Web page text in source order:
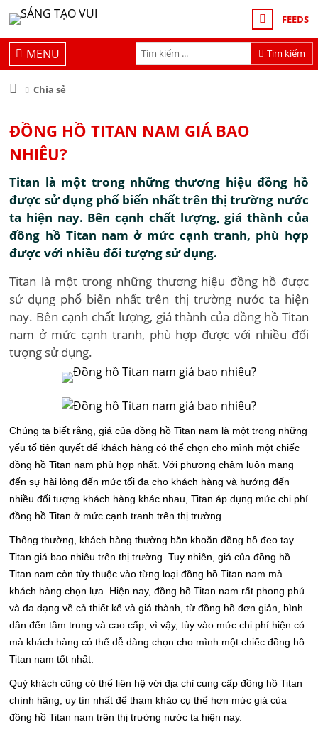
FEEDS
Tìm kiếm
MENU
Chia sẻ
ĐỒNG HỒ TITAN NAM GIÁ BAO
NHIÊU?
Titan là một trong những thương hiệu đồng hồ
được sử dụng phổ biến nhất trên thị trường nước
ta hiện nay. Bên cạnh chất lượng, giá thành của
đồng hồ Titan nam ở mức cạnh tranh, phù hợp
được với nhiều đối tượng sử dụng.
Titan là một trong những thương hiệu đồng hồ được
sử dụng phổ biến nhất trên thị trường nước ta hiện
nay. Bên cạnh chất lượng, giá thành của đồng hồ Titan
nam ở mức cạnh tranh, phù hợp được với nhiều đối
tượng sử dụng.
Chúng ta biết rằng, giá của đồng hồ Titan nam là một trong những
yếu tố tiên quyết để khách hàng có thể chọn cho mình một chiếc
đồng hồ Titan nam phù hợp nhất. Với phương châm luôn mang
đến sự hài lòng đến mức tối đa cho khách hàng và hướng đến
nhiều đối tượng khách hàng khác nhau, Titan áp dụng mức chi phí
đồng hồ Titan ở mức cạnh tranh trên thị trường.
Thông thường, khách hàng thường băn khoăn đồng hồ đeo tay
Titan giá bao nhiêu trên thị trường. Tuy nhiên, giá của đồng hồ
Titan nam còn tùy thuộc vào từng loại đồng hồ Titan nam mà
khách hàng chọn lựa. Hiện nay, đồng hồ Titan nam rất phong phú
và đa dạng về cả thiết kế và giá thành, từ đồng hồ đơn giản, bình
dân đến tầm trung và cao cấp, vì vậy, tùy vào mức chi phí hiện có
mà khách hàng có thể dễ dàng chọn cho mình một chiếc đồng hồ
Titan nam tốt nhất.
Quý khách cũng có thể liên hệ với địa chỉ cung cấp đồng hồ Titan
chính hãng, uy tín nhất để tham khảo cụ thể hơn mức giá của
đồng hồ Titan nam trên thị trường nước ta hiện nay.